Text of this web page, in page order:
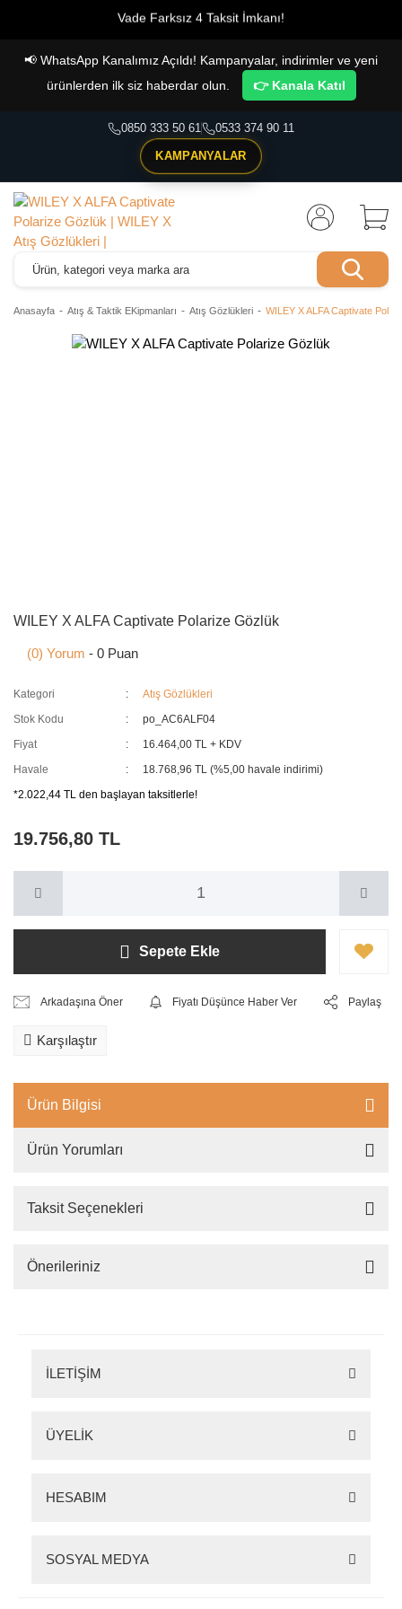
Vade Farksız 4 Taksit İmkanı!
📢 WhatsApp Kanalımız Açıldı! Kampanyalar, indirimler ve yeni
ürünlerden ilk siz haberdar olun.
👉 Kanala Katıl
0850 333 50 61 0533 374 90 11
KAMPANYALAR
Anasayfa Atış & Taktik EKipmanları Atış Gözlükleri WILEY X ALFA Captivate
WILEY X ALFA Captivate Polarize Gözlük
(0) Yorum - 0 Puan
Kategori
Atış Gözlükleri
Stok Kodu
po_AC6ALF04
Fiyat
16.464,00 TL + KDV
Havale
18.768,96 TL (%5,00 havale indirimi)
*2.022,44 TL den başlayan taksitlerle!
19.756,80 TL
Sepete Ekle
Arkadaşına Öner Fiyatı Düşünce Haber Ver Paylaş
Karşılaştır
Ürün Bilgisi
Ürün Yorumları
Taksit Seçenekleri
Önerileriniz
İLETİŞİM
ÜYELİK
HESABIM
SOSYAL MEDYA